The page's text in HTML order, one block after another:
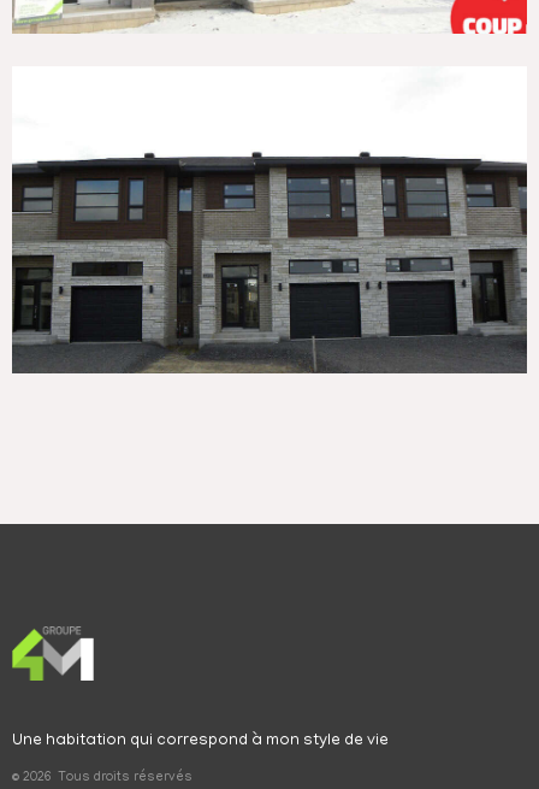
Une habitation qui correspond à mon style de vie
© 2026 Tous droits réservés